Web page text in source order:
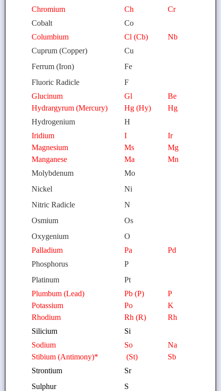
Chromium
Ch
Cr
Cobalt
Co
Columbium
Cl (Cb)
Nb
Cuprum (Copper)
Cu
Ferrum (Iron)
Fe
Fluoric Radicle
F
Glucinum
Gl
Be
Hydrargyrum (Mercury)
Hg (Hy)
Hg
Hydrogenium
H
Iridium
I
Ir
Magnesium
Ms
Mg
Manganese
Ma
Mn
Molybdenum
Mo
Nickel
Ni
Nitric Radicle
N
Osmium
Os
Oxygenium
O
Palladium
Pa
Pd
Phosphorus
P
Platinum
Pt
Plumbum (Lead)
Pb (P)
P
Potassium
Po
K
Rhodium
Rh (R)
Rh
Silicium
Si
Sodium
So
Na
Stibium (Antimony)*
(St)
Sb
Strontium
Sr
Sulphur
S